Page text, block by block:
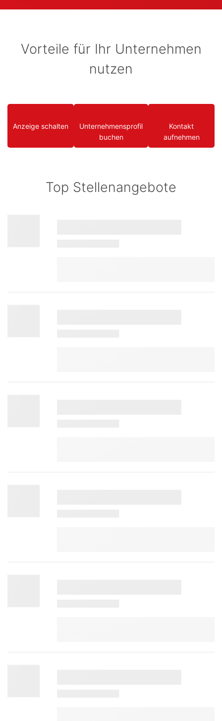
Vorteile für Ihr Unternehmen
nutzen
Anzeige schalten
Unternehmensprofil
buchen
Kontakt
aufnehmen
Top Stellenangebote